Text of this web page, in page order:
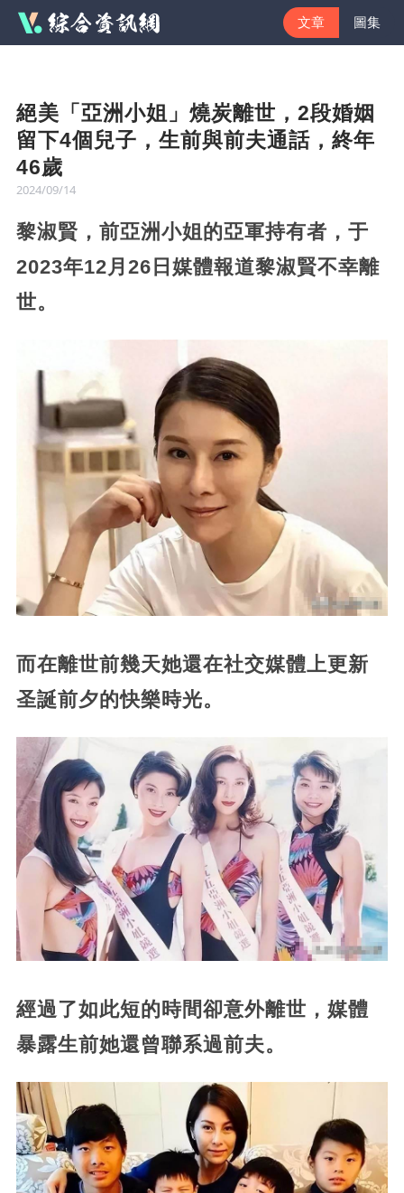
文章 圖集
絕美「亞洲小姐」燒炭離世，2段婚姻
留下4個兒子，生前與前夫通話，終年
46歲
2024/09/14
黎淑賢，前亞洲小姐的亞軍持有者，于
2023年12月26日媒體報道黎淑賢不幸離
世。
而在離世前幾天她還在社交媒體上更新
圣誕前夕的快樂時光。
經過了如此短的時間卻意外離世，媒體
暴露生前她還曾聯系過前夫。